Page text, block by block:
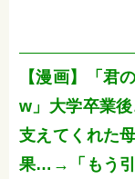
【漫画】「君
w」大学卒業
支えてくれた
果…→「もう引